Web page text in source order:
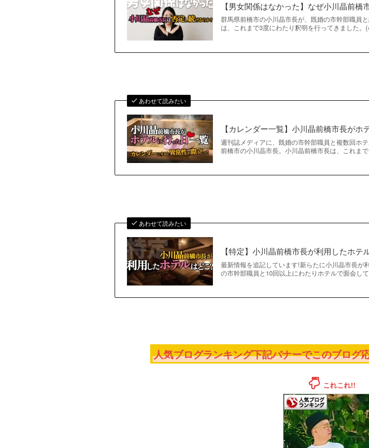
【男女関係はなかった】なぜ小川晶前
群馬県前橋市の小川晶市長が、既婚の市幹部職員
は、これまで3度にわたり釈明を行ってきました
あわせて読みたい
【カレンダー一覧】小川晶前橋市長がホ
週刊誌メディアに、既婚の市幹部職員と複数回ホ
前橋市の小川晶市長。小川晶前橋市長は、これま
あわせて読みたい
【特定】小川晶前橋市長が利用したホテ
最新情報を追記しています!新らたに小川晶市長
の市幹部職員と10回以上にわたりホテルで面会し
人気ブログランキング下記バナーでこのブロ
これこれ!!